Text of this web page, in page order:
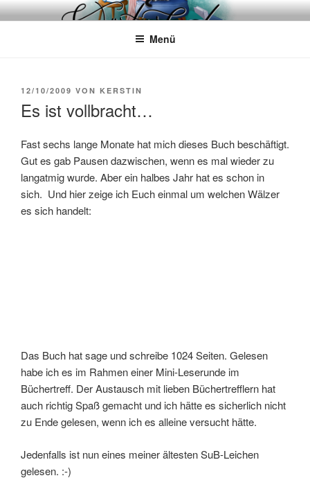
Zum
InhaltWÖRTERKATZE
Von Büchern erzählen
Menü
VERÖFFENTLICHT
12/10/2009 VON KERSTIN
Es ist vollbracht…
Fast sechs lange Monate hat mich dieses Buch beschäftigt.
Gut es gab Pausen dazwischen, wenn es mal wieder zu
langatmig wurde. Aber ein halbes Jahr hat es schon in
sich. Und hier zeige ich Euch einmal um welchen Wälzer
es sich handelt:
Das Buch hat sage und schreibe 1024 Seiten. Gelesen
habe ich es im Rahmen einer Mini-Leserunde im
Büchertreff. Der Austausch mit lieben Büchertrefflern hat
auch richtig Spaß gemacht und ich hätte es sicherlich nicht
zu Ende gelesen, wenn ich es alleine versucht hätte.
Jedenfalls ist nun eines meiner ältesten SuB-Leichen
gelesen. :-)